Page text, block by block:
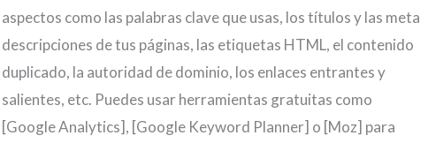
aspectos como las palabras clave que usas, los títulos y las meta
descripciones de tus páginas, las etiquetas HTML, el contenido
duplicado, la autoridad de dominio, los enlaces entrantes y
salientes, etc. Puedes usar herramientas gratuitas como
[Google Analytics], [Google Keyword Planner] o [Moz] para